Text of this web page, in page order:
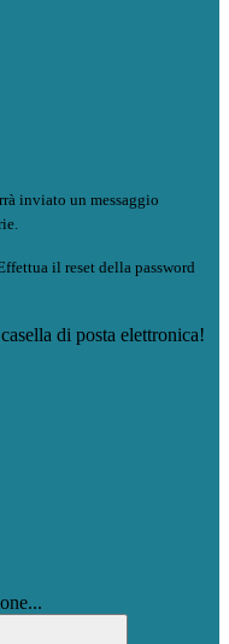
inviato un messaggio
il reset della password
di posta elettronica!